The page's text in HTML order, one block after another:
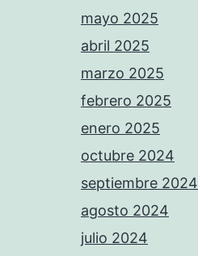
mayo 2025
abril 2025
marzo 2025
febrero 2025
enero 2025
octubre 2024
septiembre 2024
agosto 2024
julio 2024